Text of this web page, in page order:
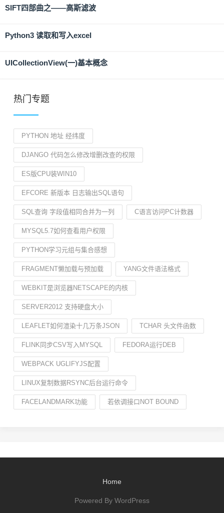
SIFT四部曲之——高斯滤波
Python3 读取和写入excel
UICollectionView(一)基本概念
热门专题
PYTHON 地址 经纬度
DJANGO 代码怎么修改增删改查的权限
ES版CPU装WIN10
EFCORE 新版本 日志输出SQL语句
SQL查询 字段值相同合并为一列 C语言访问PC计数器
MYSQL5.7如何查看用户权限
PYTHON学习元组与集合感想
FRAGMENT懒加载与预加载 YANG文件语法格式
WEBKIT是浏览器NETSCAPE的内核
SERVER2012 支持硬盘大小
LEAFLET如何渲染十几万条JSON TCHAR 头文件函数
FLINK同步CSV写入MYSQL FEDORA运行DEB
WEBPACK UGLIFYJS配置
LINUX复制数据RSYNC后台运行命令
FACELANDMARK功能 若依调接口NOT BOUND
Home
Powered By WordPress